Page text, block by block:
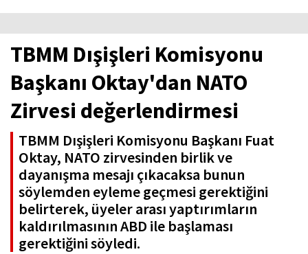
TBMM Dışişleri Komisyonu
Başkanı Oktay'dan NATO
Zirvesi değerlendirmesi
TBMM Dışişleri Komisyonu Başkanı Fuat
Oktay, NATO zirvesinden birlik ve
dayanışma mesajı çıkacaksa bunun
söylemden eyleme geçmesi gerektiğini
belirterek, üyeler arası yaptırımların
kaldırılmasının ABD ile başlaması
gerektiğini söyledi.